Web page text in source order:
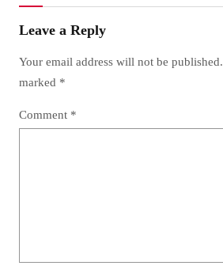
Leave a Reply
Your email address will not be published.
marked *
Comment *